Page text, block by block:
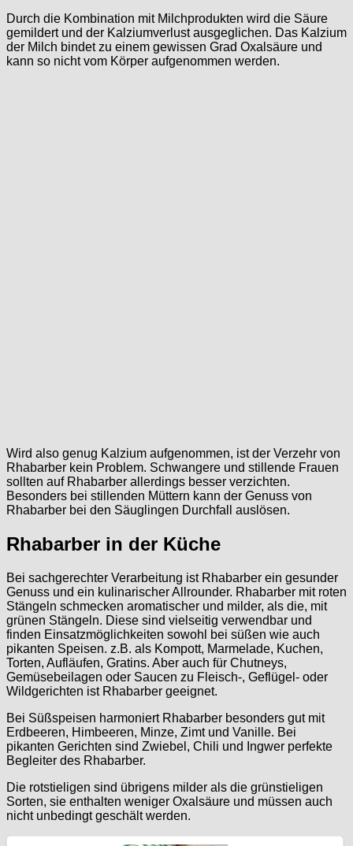
Durch die Kombination mit Milchprodukten wird die Säure
gemildert und der Kalziumverlust ausgeglichen. Das Kalzium
der Milch bindet zu einem gewissen Grad Oxalsäure und
kann so nicht vom Körper aufgenommen werden.
Wird also genug Kalzium aufgenommen, ist der Verzehr von
Rhabarber kein Problem. Schwangere und stillende Frauen
sollten auf Rhabarber allerdings besser verzichten.
Besonders bei stillenden Müttern kann der Genuss von
Rhabarber bei den Säuglingen Durchfall auslösen.
Rhabarber in der Küche
Bei sachgerechter Verarbeitung ist Rhabarber ein gesunder
Genuss und ein kulinarischer Allrounder. Rhabarber mit roten
Stängeln schmecken aromatischer und milder, als die, mit
grünen Stängeln. Diese sind vielseitig verwendbar und
finden Einsatzmöglichkeiten sowohl bei süßen wie auch
pikanten Speisen. z.B. als Kompott, Marmelade, Kuchen,
Torten, Aufläufen, Gratins. Aber auch für Chutneys,
Gemüsebeilagen oder Saucen zu Fleisch-, Geflügel- oder
Wildgerichten ist Rhabarber geeignet.
Bei Süßspeisen harmoniert Rhabarber besonders gut mit
Erdbeeren, Himbeeren, Minze, Zimt und Vanille. Bei
pikanten Gerichten sind Zwiebel, Chili und Ingwer perfekte
Begleiter des Rhabarber.
Die rotstieligen sind übrigens milder als die grünstieligen
Sorten, sie enthalten weniger Oxalsäure und müssen auch
nicht unbedingt geschält werden.